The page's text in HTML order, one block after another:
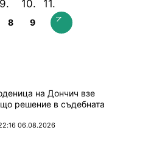
8 9
на Дончич взе
решение в съдебната
06.08.2026